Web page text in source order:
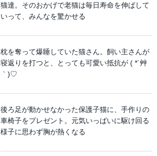
猫達。そのおかげで老猫は毎日寿命を伸ばして
いって、みんなを驚かせる
枕を奪って爆睡していた猫さん。飼い主さんが
寝返りを打つと、とっても可愛い抵抗が ( *´艸
｀)♡
後ろ足が動かせなかった保護子猫に、手作りの
車椅子をプレゼント。元気いっぱいに駆け回る
様子に思わず胸が熱くなる